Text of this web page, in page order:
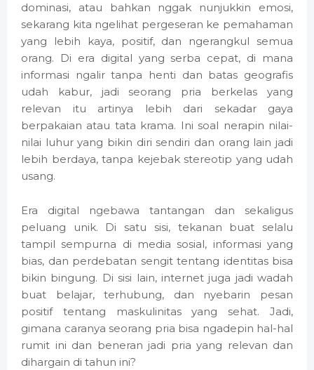
dominasi, atau bahkan nggak nunjukkin emosi,
sekarang kita ngelihat pergeseran ke pemahaman
yang lebih kaya, positif, dan ngerangkul semua
orang. Di era digital yang serba cepat, di mana
informasi ngalir tanpa henti dan batas geografis
udah kabur, jadi seorang pria berkelas yang
relevan itu artinya lebih dari sekadar gaya
berpakaian atau tata krama. Ini soal nerapin nilai-
nilai luhur yang bikin diri sendiri dan orang lain jadi
lebih berdaya, tanpa kejebak stereotip yang udah
usang.
Era digital ngebawa tantangan dan sekaligus
peluang unik. Di satu sisi, tekanan buat selalu
tampil sempurna di media sosial, informasi yang
bias, dan perdebatan sengit tentang identitas bisa
bikin bingung. Di sisi lain, internet juga jadi wadah
buat belajar, terhubung, dan nyebarin pesan
positif tentang maskulinitas yang sehat. Jadi,
gimana caranya seorang pria bisa ngadepin hal-hal
rumit ini dan beneran jadi pria yang relevan dan
dihargain di tahun ini?